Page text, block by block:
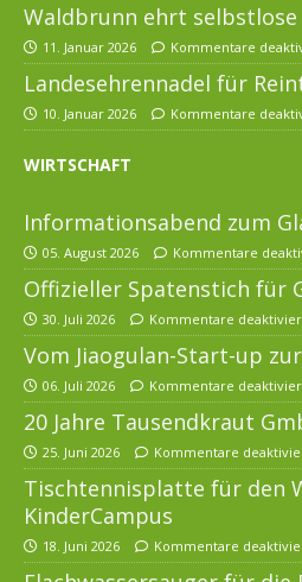
Waldbrunn ehrt
11. Januar 2026 Kommentare
Landesehrennadel für
10. Januar 2026 Kommentare
WIRTSCHAFT
Informationsabend zum
05. August 2026 Kommentare
Offizieller Spatenstich für
30. Juli 2026 Kommentare
Vom Jiaogulan-Start-up
06. Juli 2026 Kommentare
20 Jahre Tausendkraut
25. Juni 2026 Kommentare
Tischtennisplatte für den
KinderCampus
18. Juni 2026 Kommentare